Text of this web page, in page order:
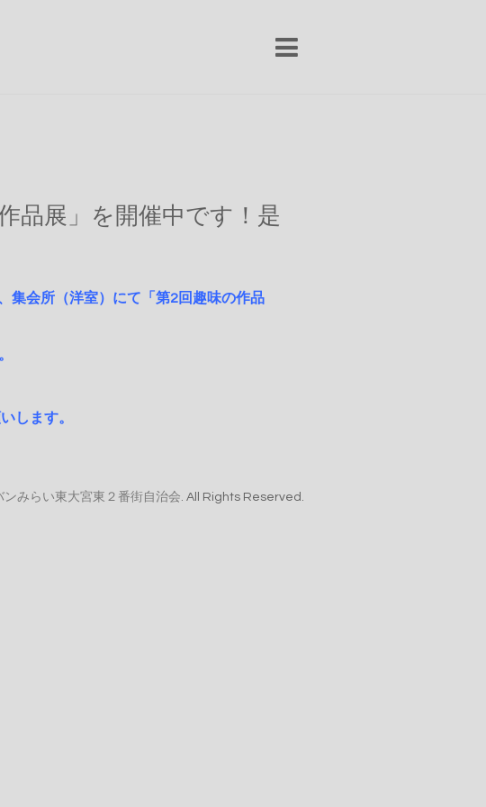
品展」を開催中です！是
集会所（洋室）にて「第2回趣味の作品
します。
ンみらい東大宮東２番街自治会. All Rights Reserved.